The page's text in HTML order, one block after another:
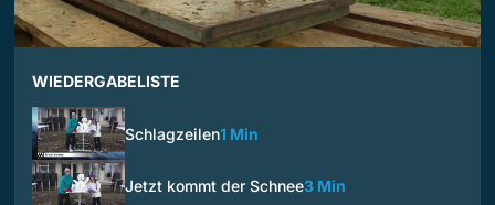
WIEDERGABELISTE
Schlagzeilen1 Min
Jetzt kommt der Schnee3 Min